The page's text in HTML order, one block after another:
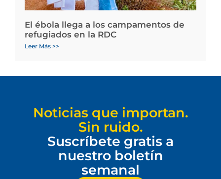
El ébola llega a los campamentos de
refugiados en la RDC
Leer Más >>
Noticias que importan.
Sin ruido.
Suscríbete gratis a
nuestro boletín
semanal